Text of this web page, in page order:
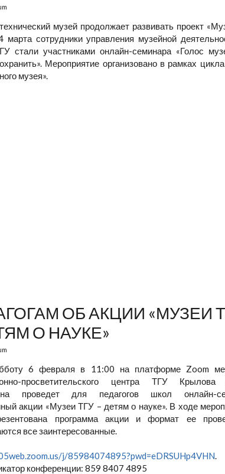
музей продолжает развивать проект
марта сотрудники управления музейной
стали участниками онлайн-семинара «Голос
Мероприятие организовано в рамках
музея».
ОБ АКЦИИ «МУЗЕИ
О НАУКЕ»
6 февраля в 11:00 на платформе Zoom
просветительского центра ТГУ Крылова
проведет для педагогов школ онлайн-
акции «Музеи ТГУ – детям о науке». В ходе
программа акции и формат ее
все заинтересованные.
j/85984074895?pwd=eDRSUHp4VHN.
конференции: 859 8407 4895